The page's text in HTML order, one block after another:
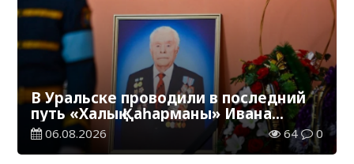
В Уральске проводили в последний
путь «Халық Қаһарманы» Ивана
Степановича Гапича
06.08.2026 64 0